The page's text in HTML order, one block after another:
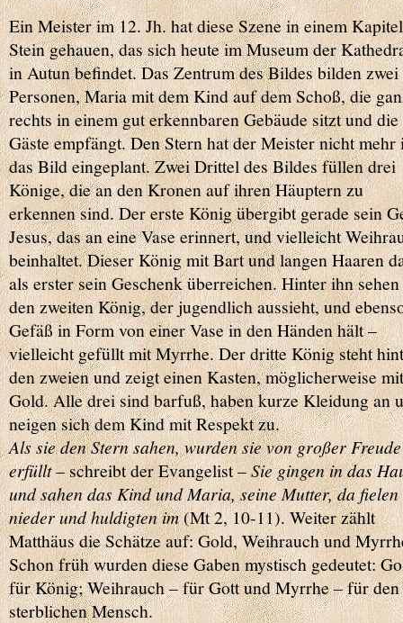
Ein Meister im 12. Jh. hat diese Szene in einem
Stein gehauen, das sich heute im Museum der
in Autun befindet. Das Zentrum des Bildes bilden zwei
Personen, Maria mit dem Kind auf dem Schoß, die
rechts in einem gut erkennbaren Gebäude sitzt und
Gäste empfängt. Den Stern hat der Meister nicht mehr
das Bild eingeplant. Zwei Drittel des Bildes füllen drei
Könige, die an den Kronen auf ihren Häuptern zu
erkennen sind. Der erste König übergibt gerade sein
Jesus, das an eine Vase erinnert, und vielleicht
beinhaltet. Dieser König mit Bart und langen Haaren
als erster sein Geschenk überreichen. Hinter ihn
den zweiten König, der jugendlich aussieht, und
Gefäß in Form von einer Vase in den Händen hält –
vielleicht gefüllt mit Myrrhe. Der dritte König steht
den zweien und zeigt einen Kasten, möglicherweise mit
Gold. Alle drei sind barfuß, haben kurze Kleidung an
neigen sich dem Kind mit Respekt zu.
Als sie den Stern sahen, wurden sie von großer Freude
erfüllt– schreibt der Evangelist –Sie gingen in das
und sahen das Kind und Maria, seine Mutter, da fielen
nieder und huldigten im(Mt 2, 10-11). Weiter zählt
Matthäus die Schätze auf: Gold, Weihrauch und
Schon früh wurden diese Gaben mystisch gedeutet:
für König; Weihrauch – für Gott und Myrrhe – für den
sterblichen Mensch.